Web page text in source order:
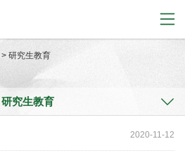
> 研究生教育
研究生教育
2020-11-12